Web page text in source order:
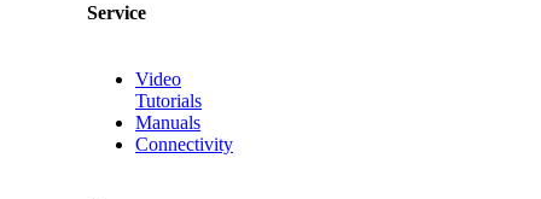
Service
Video
Tutorials
Manuals
Connectivity